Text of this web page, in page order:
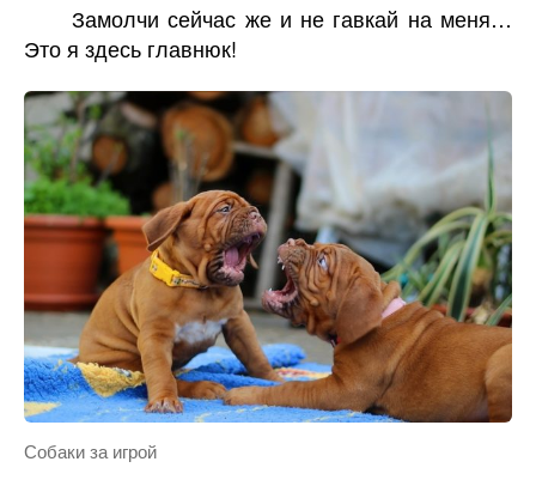
Замолчи сейчас же и не гавкай на меня…
Это я здесь главнюк!
Собаки за игрой